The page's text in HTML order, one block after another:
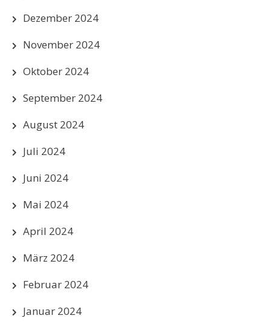
Dezember 2024
November 2024
Oktober 2024
September 2024
August 2024
Juli 2024
Juni 2024
Mai 2024
April 2024
März 2024
Februar 2024
Januar 2024